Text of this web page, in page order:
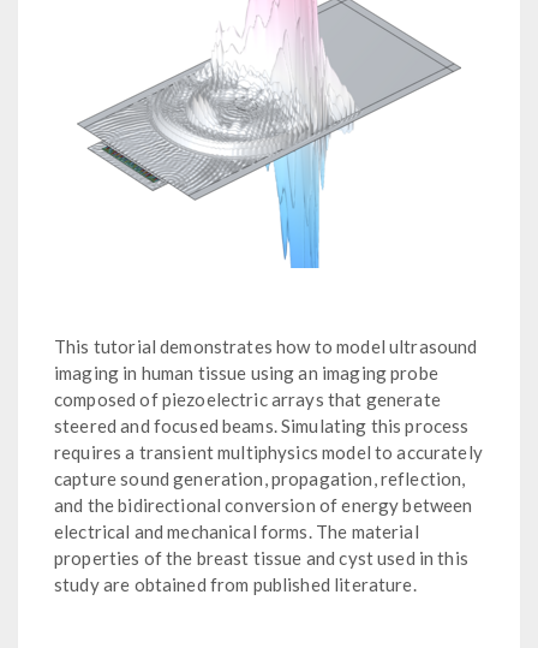
This tutorial demonstrates how to model ultrasound
imaging in human tissue using an imaging probe
composed of piezoelectric arrays that generate
steered and focused beams. Simulating this process
requires a transient multiphysics model to accurately
capture sound generation, propagation, reflection,
and the bidirectional conversion of energy between
electrical and mechanical forms. The material
properties of the breast tissue and cyst used in this
study are obtained from published literature.